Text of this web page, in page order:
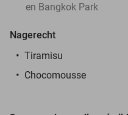
en Bangkok Park
Nagerecht
Tiramisu
Chocomousse